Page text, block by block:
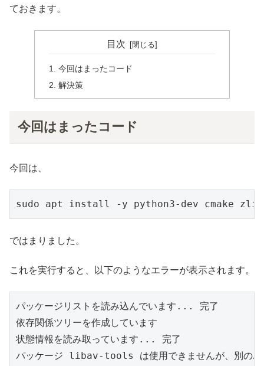
ておきます。
目次
今回はまったコード
解決策
今回はまったコード
今回は、
sudo apt install -y python3-dev cmake
ではまりました。
これを実行すると、以下のようなエラーが表示されます。
パッケージリストを読み込んでいます... 完了
依存関係ツリーを作成しています
状態情報を読み取っています... 完了
パッケージ libav-tools は使用できませんが、別のパ